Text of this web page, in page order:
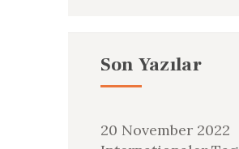
Son Yazılar
20 November 2022